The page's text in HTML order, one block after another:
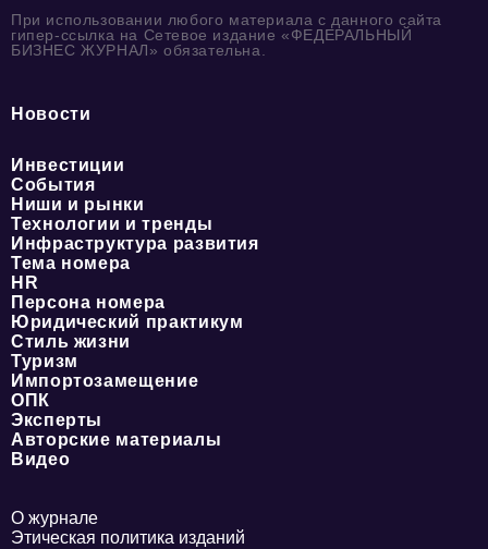
При использовании любого материала с данного сайта
гипер-ссылка на Сетевое издание «ФЕДЕРАЛЬНЫЙ
БИЗНЕС ЖУРНАЛ» обязательна.
Новости
Инвестиции
События
Ниши и рынки
Технологии и тренды
Инфраструктура развития
Тема номера
HR
Персона номера
Юридический практикум
Стиль жизни
Туризм
Импортозамещение
ОПК
Эксперты
Авторские материалы
Видео
О журнале
Этическая политика изданий